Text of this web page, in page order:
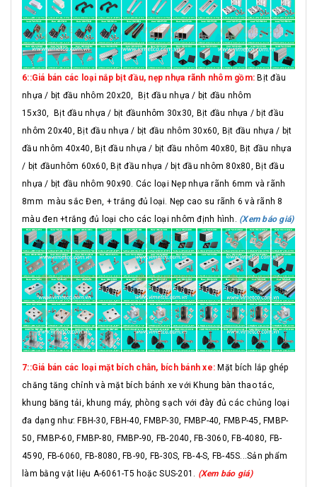
6::Giá bán các loại nắp bịt đầu, nẹp nhựa rãnh nhôm gồm:Bịt đầu
nhựa / bịt đầu nhôm 20x20, Bịt đầu nhựa / bịt đầu nhôm
15x30, Bịt đầu nhựa / bịt đầunhôm 30x30, Bịt đầu nhựa / bịt đầu
nhôm 20x40, Bịt đầu nhựa / bịt đầu nhôm 30x60, Bịt đầu nhựa / bịt
đầu nhôm 40x40, Bịt đầu nhựa / bịt đầu nhôm 40x80, Bịt đầu nhựa
/ bịt đầunhôm 60x60, Bịt đầu nhựa / bịt đầu nhôm 80x80, Bịt đầu
nhựa / bịt đầu nhôm 90x90. Các loại Nẹp nhựa rãnh 6mm và rãnh
8mm màu sắc Đen, + trắng đủ loại. Nẹp cao su rãnh 6 và rãnh 8
màu đen +trắng đủ loại cho các loại nhôm định hình. (Xem báo giá)
7::Giá bán các loại mặt bích chân, bích bánh xe:Mặt bích lắp ghép
chăng tăng chỉnh và mặt bích bánh xe với Khung bàn thao tác,
khung băng tải, khung máy, phòng sạch với đày đủ các chủng loại
đa dạng như: FBH-30, FBH-40, FMBP-30, FMBP-40, FMBP-45, FMBP-
50, FMBP-60, FMBP-80, FMBP-90, FB-2040, FB-3060, FB-4080, FB-
4590, FB-6060, FB-8080, FB-90, FB-30S, FB-4-S, FB-45S...Sản phẩm
làm bằng vật liệu A-6061-T5 hoặc SUS-201.
(Xem báo giá)